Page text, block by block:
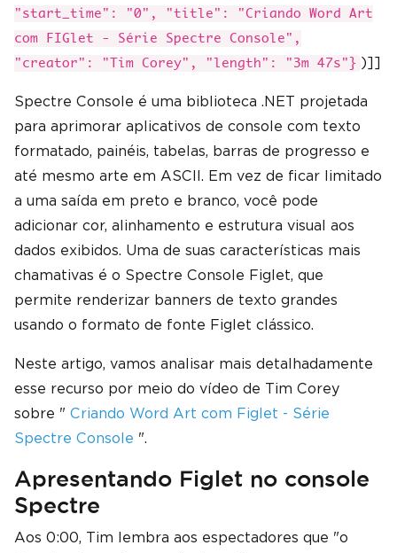
"start_time": "0", "title": "Criando Word Art
com FIGlet - Série Spectre Console",
"creator": "Tim Corey", "length": "3m 47s"} )]]
Spectre Console é uma biblioteca .NET projetada
para aprimorar aplicativos de console com texto
formatado, painéis, tabelas, barras de progresso e
até mesmo arte em ASCII. Em vez de ficar limitado
a uma saída em preto e branco, você pode
adicionar cor, alinhamento e estrutura visual aos
dados exibidos. Uma de suas características mais
chamativas é o Spectre Console Figlet, que
permite renderizar banners de texto grandes
usando o formato de fonte Figlet clássico.
Neste artigo, vamos analisar mais detalhadamente
esse recurso por meio do vídeo de Tim Corey
sobre " Criando Word Art com Figlet - Série
Spectre Console ".
Apresentando Figlet no console
Spectre
Aos 0:00, Tim lembra aos espectadores que "o